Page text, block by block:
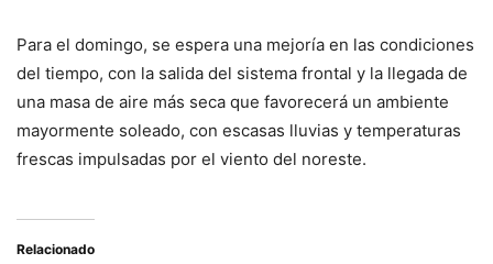
Para el domingo, se espera una mejoría en las condiciones
del tiempo, con la salida del sistema frontal y la llegada de
una masa de aire más seca que favorecerá un ambiente
mayormente soleado, con escasas lluvias y temperaturas
frescas impulsadas por el viento del noreste.
Relacionado